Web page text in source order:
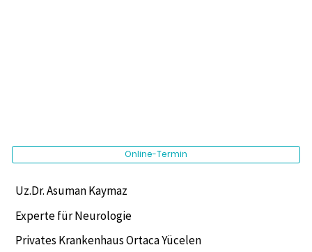
Uz.Dr. Asuman Kaymaz
Experte für Neurologie
Privates Krankenhaus Ortaca Yücelen
Online-Termin